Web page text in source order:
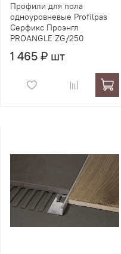
Профили для пола
одноуровневые Profilpas
Серфикс Проэнгл
PROANGLE ZG/250
1 465 ₽ шт